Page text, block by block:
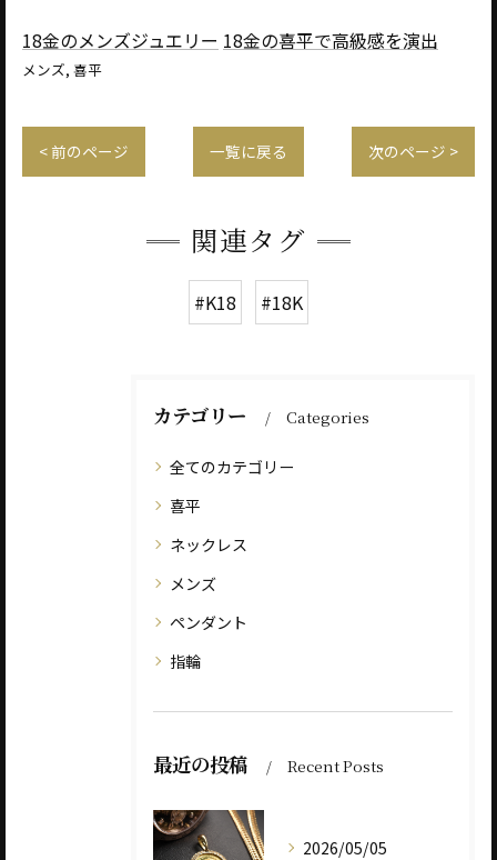
18金のメンズジュエリー 18金の喜平で高級感を演出
メンズ 喜平
< 前のページ 一覧に戻る 次のページ >
関連タグ
#K18 #18K
カテゴリー Categories
全てのカテゴリー
喜平
ネックレス
メンズ
ペンダント
指輪
最近の投稿 Recent Posts
2026/05/05